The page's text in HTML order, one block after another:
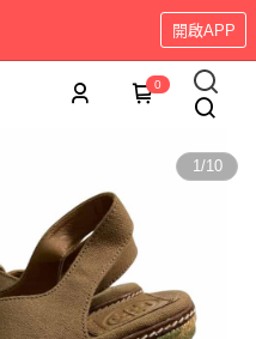
開啟APP
0
1/10